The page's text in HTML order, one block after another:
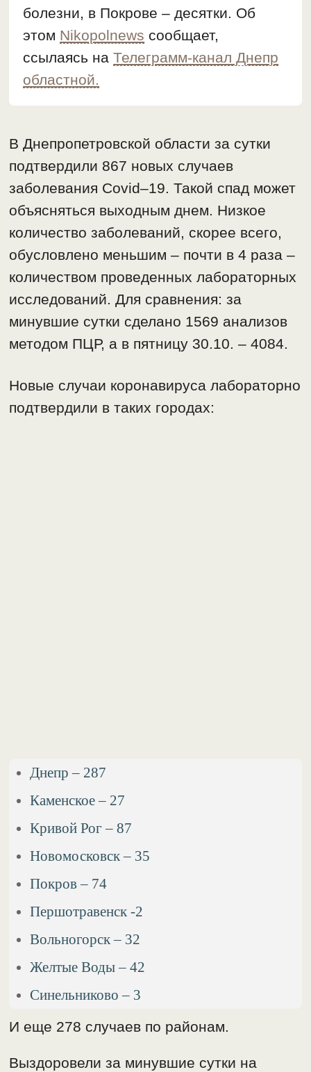
болезни, в Покрове – десятки. Об
этом Nikopolnews сообщает,
ссылаясь наТелеграмм-канал Днепр
областной.
В Днепропетровской области за сутки
подтвердили 867 новых случаев
заболевания Covid–19. Такой спад может
объясняться выходным днем. Низкое
количество заболеваний, скорее всего,
обусловлено меньшим – почти в 4 раза –
количеством проведенных лабораторных
исследований. Для сравнения: за
минувшие сутки сделано 1569 анализов
методом ПЦР, а в пятницу 30.10. – 4084.
Новые случаи коронавируса лабораторно
подтвердили в таких городах:
Днепр – 287
Каменское – 27
Кривой Рог – 87
Новомосковск – 35
Покров – 74
Першотравенск -2
Вольногорск – 32
Желтые Воды – 42
Синельниково – 3
И еще 278 случаев по районам.
Выздоровели за минувшие сутки на